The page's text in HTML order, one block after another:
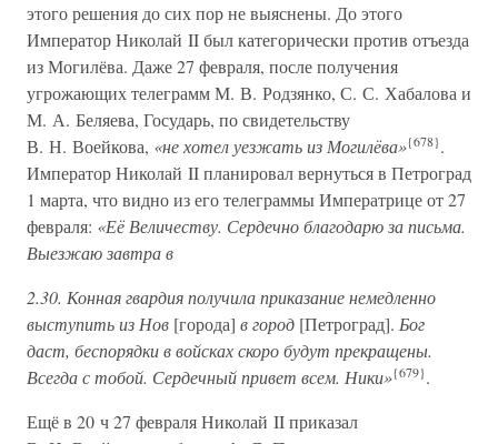
этого решения до сих пор не выяснены. До этого
Император Николай II был категорически против отъезда
из Могилёва. Даже 27 февраля, после получения
угрожающих телеграмм М. В. Родзянко, С. С. Хабалова и
М. А. Беляева, Государь, по свидетельству
В. Н. Воейкова, «не хотел уезжать из Могилёва»{678}.
Император Николай II планировал вернуться в Петроград
1 марта, что видно из его телеграммы Императрице от 27
февраля: «Её Величеству. Сердечно благодарю за письма.
Выезжаю завтра в
2.30. Конная гвардия получила приказание немедленно
выступить из Нов [города] в город [Петроград]. Бог
даст, беспорядки в войсках скоро будут прекращены.
Всегда с тобой. Сердечный привет всем. Ники»{679}.
Ещё в 20 ч 27 февраля Николай II приказал